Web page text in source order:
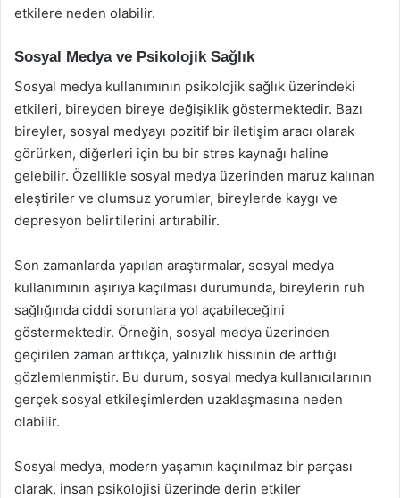
etkilere neden olabilir.
Sosyal Medya ve Psikolojik Sağlık
Sosyal medya kullanımının psikolojik sağlık üzerindeki
etkileri, bireyden bireye değişiklik göstermektedir. Bazı
bireyler, sosyal medyayı pozitif bir iletişim aracı olarak
görürken, diğerleri için bu bir stres kaynağı haline
gelebilir. Özellikle sosyal medya üzerinden maruz kalınan
eleştiriler ve olumsuz yorumlar, bireylerde kaygı ve
depresyon belirtilerini artırabilir.
Son zamanlarda yapılan araştırmalar, sosyal medya
kullanımının aşırıya kaçılması durumunda, bireylerin ruh
sağlığında ciddi sorunlara yol açabileceğini
göstermektedir. Örneğin, sosyal medya üzerinden
geçirilen zaman arttıkça, yalnızlık hissinin de arttığı
gözlemlenmiştir. Bu durum, sosyal medya kullanıcılarının
gerçek sosyal etkileşimlerden uzaklaşmasına neden
olabilir.
Sosyal medya, modern yaşamın kaçınılmaz bir parçası
olarak, insan psikolojisi üzerinde derin etkiler